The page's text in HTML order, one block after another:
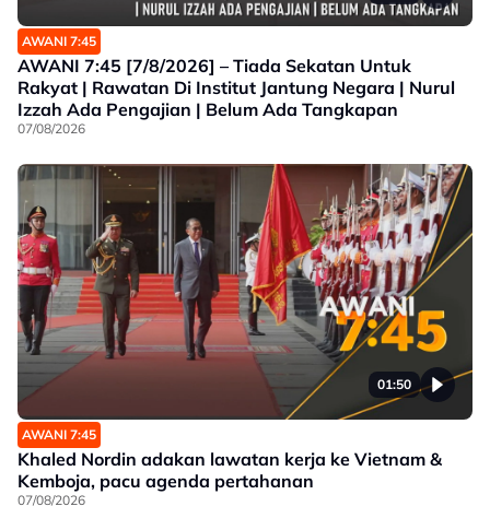
AWANI 7:45
AWANI 7:45 [7/8/2026] – Tiada Sekatan Untuk
Rakyat | Rawatan Di Institut Jantung Negara | Nurul
Izzah Ada Pengajian | Belum Ada Tangkapan
07/08/2026
01:50
AWANI 7:45
Khaled Nordin adakan lawatan kerja ke Vietnam &
Kemboja, pacu agenda pertahanan
07/08/2026